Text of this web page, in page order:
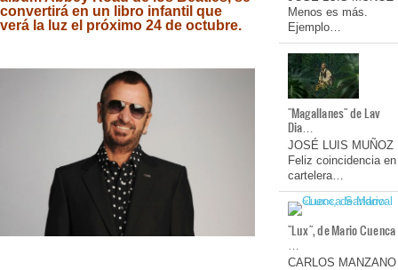
convertirá en un libro infantil que
verá la luz el próximo 24 de octubre.
Menos es más.
Ejemplo…
"Magallanes" de Lav
Dia…
JOSÉ LUIS MUÑOZ
Feliz coincidencia en
cartelera…
"Lux", de Mario Cuenca
…
CARLOS MANZANO